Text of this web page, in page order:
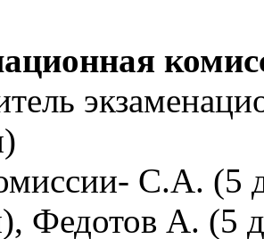
С.А. (5
Федотов А. (5